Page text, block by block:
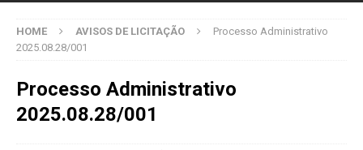
HOME AVISOS DE LICITAÇÃO
Processo Administrativo
2025.08.28/001
Processo Administrativo
2025.08.28/001